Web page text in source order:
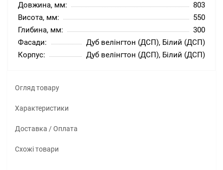
Довжина, мм:
803
Висота, мм:
550
Глибина, мм:
300
Фасади:
Дуб велінгтон (ДСП), Білий (ДСП)
Корпус:
Дуб велінгтон (ДСП), Білий (ДСП)
Огляд товару
Характеристики
Доставка / Оплата
Схожі товари